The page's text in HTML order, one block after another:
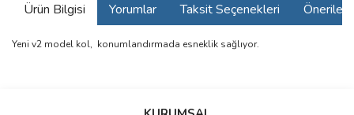
Ürün Bilgisi Yorumlar Taksit Seçenekleri
Yeni v2 model kol, konumlandırmada esneklik sağlıyor.
Bu ürüne ilk yorumu siz yapın!